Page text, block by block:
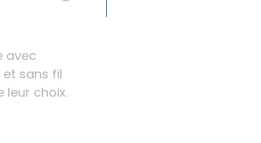
avec
sans fil
leur choix.